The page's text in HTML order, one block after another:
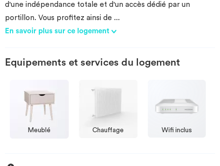
d'une indépendance totale et d'un accès dédié par un
portillon. Vous profitez ainsi de ...
En savoir plus sur ce logement
Equipements et services du logement
Meublé Chauffage Wifi inclus